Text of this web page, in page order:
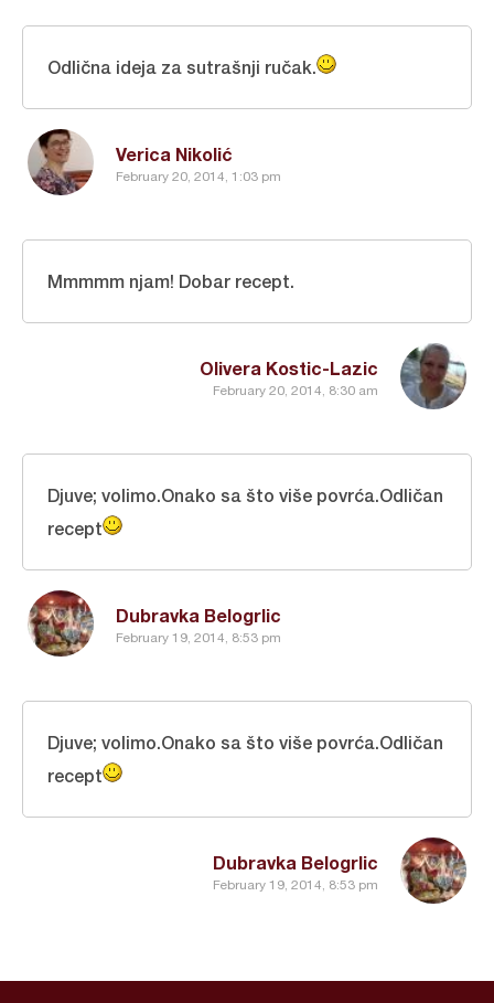
Verica Nikolić
February 20, 2014, 1:03 pm
Odlična ideja za sutrašnji ručak.
Olivera Kostic-Lazic
February 20, 2014, 8:30 am
Mmmmm njam! Dobar recept.
Dubravka Belogrlic
February 19, 2014, 8:53 pm
Djuve; volimo.Onako sa što više povrća.Odličan
recept
Dubravka Belogrlic
February 19, 2014, 8:53 pm
Djuve; volimo.Onako sa što više povrća.Odličan
recept